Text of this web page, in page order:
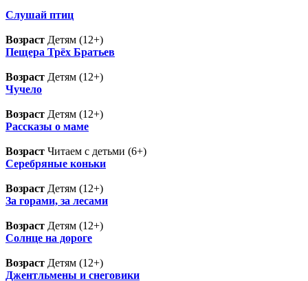
Слушай птиц
Возраст Детям (12+)
Пещера Трёх Братьев
Возраст Детям (12+)
Чучело
Возраст Детям (12+)
Рассказы о маме
Возраст Читаем с детьми (6+)
Серебряные коньки
Возраст Детям (12+)
За горами, за лесами
Возраст Детям (12+)
Солнце на дороге
Возраст Детям (12+)
Джентльмены и снеговики